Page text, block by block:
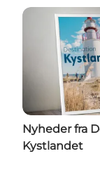
Nyheder fra
Kystlandet